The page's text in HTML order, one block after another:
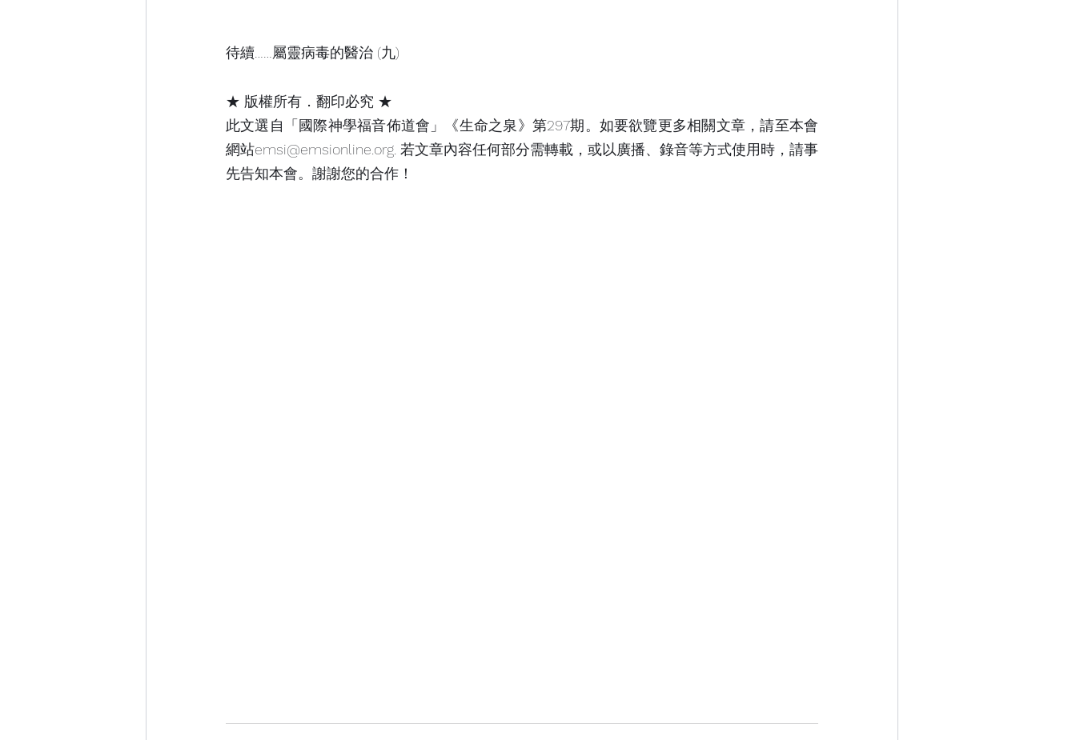
待續……屬靈病毒的醫治 (九)
★ 版權所有．翻印必究 ★
此文選自「國際神學福音佈道會」《生命之泉》第297期。如要欲覽更多相關文章，請至本會
網站emsi@emsionline.org. 若文章內容任何部分需轉載，或以廣播、錄音等方式使用時，請事
先告知本會。謝謝您的合作！